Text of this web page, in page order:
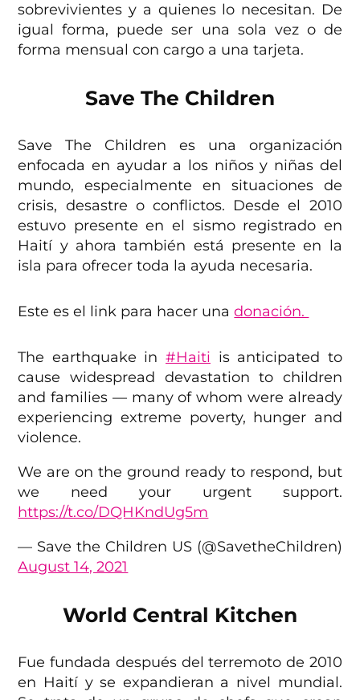
sobrevivientes y a quienes lo necesitan. De
igual forma, puede ser una sola vez o de
forma mensual con cargo a una tarjeta.
Save The Children
Save The Children es una organización
enfocada en ayudar a los niños y niñas del
mundo, especialmente en situaciones de
crisis, desastre o conflictos. Desde el 2010
estuvo presente en el sismo registrado en
Haití y ahora también está presente en la
isla para ofrecer toda la ayuda necesaria.
Este es el link para hacer unadonación.
The earthquake in #Haiti is anticipated to
cause widespread devastation to children
and families — many of whom were already
experiencing extreme poverty, hunger and
violence.
We are on the ground ready to respond, but
we need your urgent support.
https://t.co/DQHKndUg5m
— Save the Children US (@SavetheChildren)
August 14, 2021
World Central Kitchen
Fue fundada después del terremoto de 2010
en Haití y se expandieran a nivel mundial.